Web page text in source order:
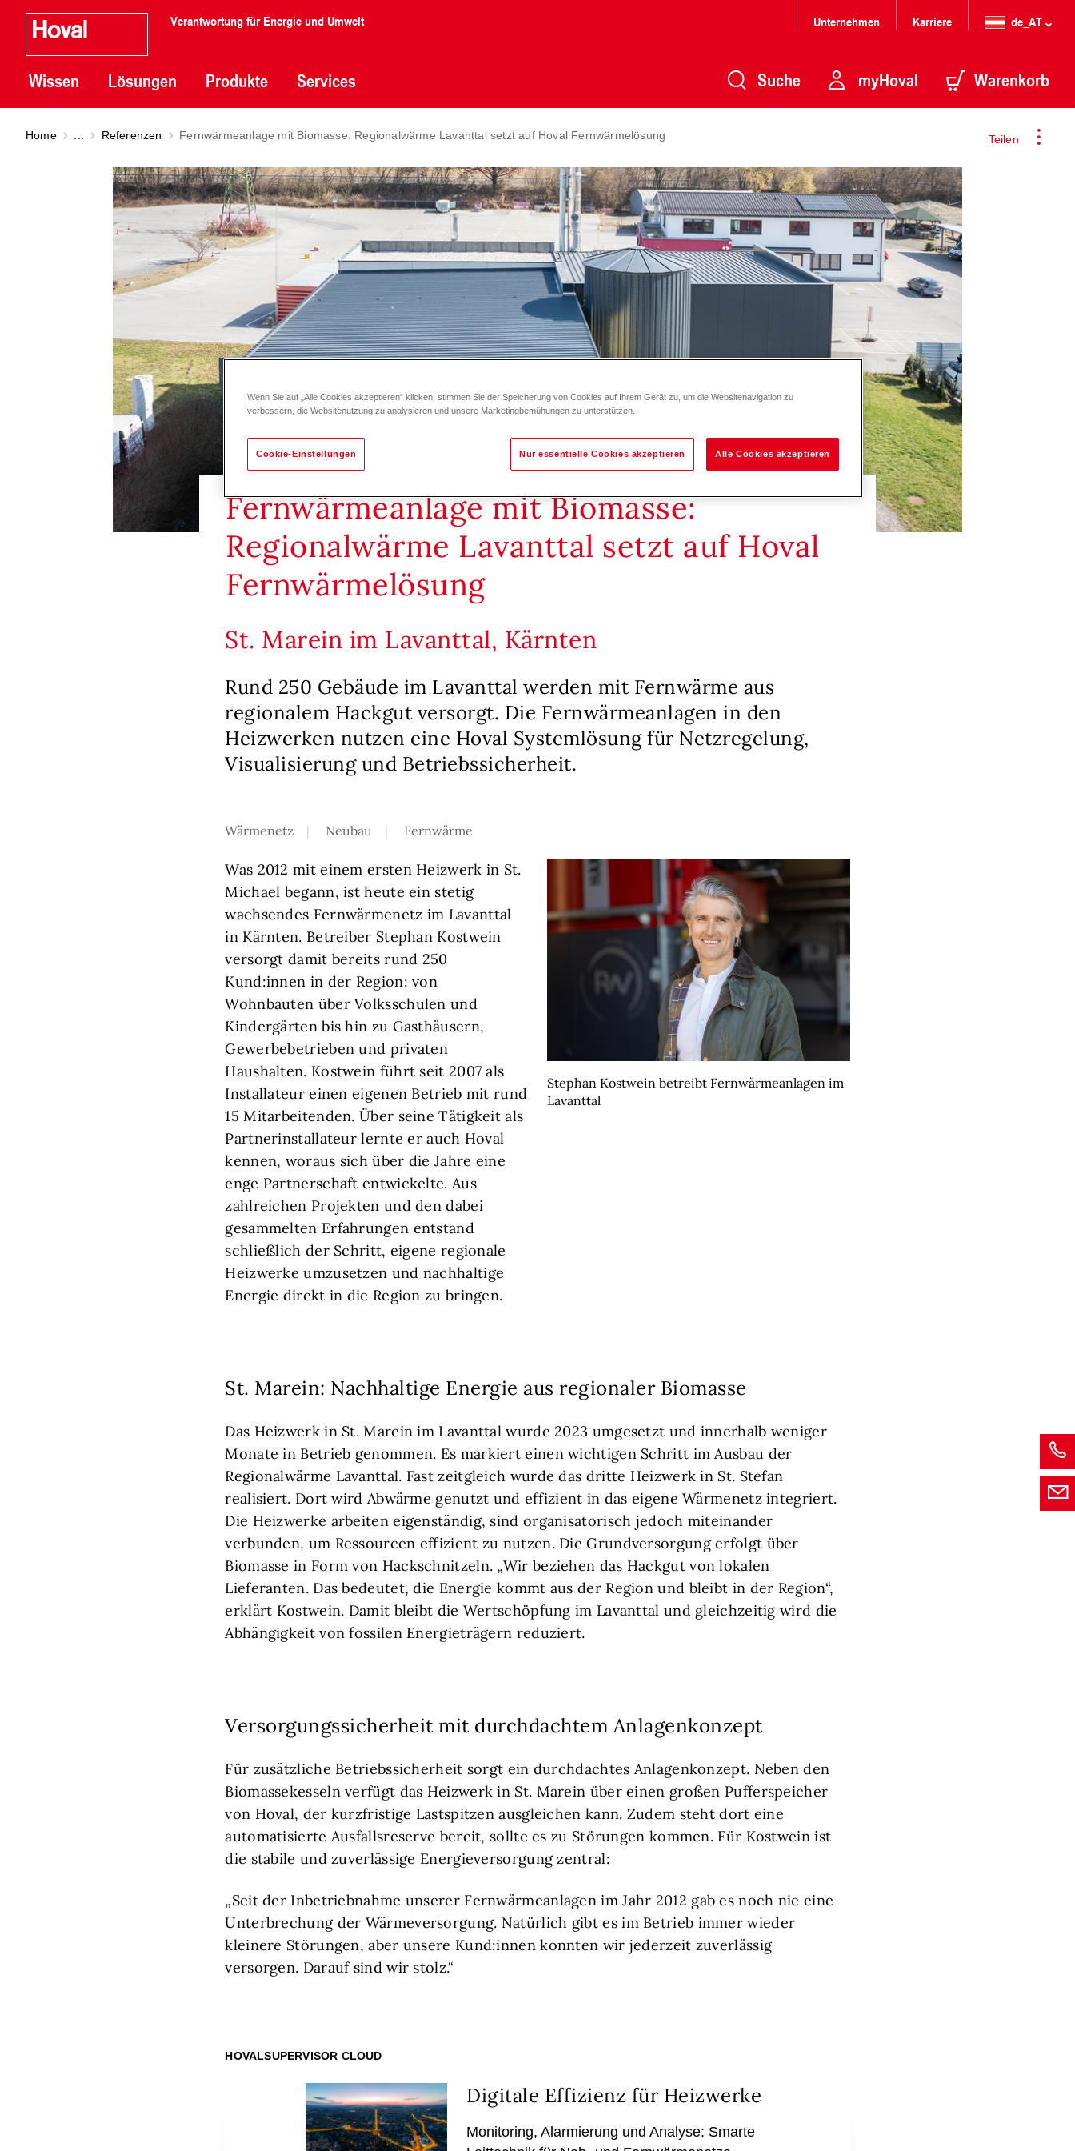
Verantwortung für Energie und Umwelt
Wissen Lösungen Produkte Services
Unternehmen Karriere de_AT
Suche myHoval Warenkorb
Teilen
Home Referenzen Fernwärmeanlage mit Biomasse: Regionalwärme Lavanttal setzt auf Hoval Fernwärmelösung
Fernwärmeanlage mit Biomasse:
Regionalwärme Lavanttal setzt auf Hoval
Fernwärmelösung
St. Marein im Lavanttal, Kärnten
Rund 250 Gebäude im Lavanttal werden mit Fernwärme aus
regionalem Hackgut versorgt. Die Fernwärmeanlagen in den
Heizwerken nutzen eine Hoval Systemlösung für Netzregelung,
Visualisierung und Betriebssicherheit.
Wärmenetz Neubau Fernwärme
Stephan Kostwein betreibt Fernwärmeanlagen im
Lavanttal
Was 2012 mit einem ersten Heizwerk in St.
Michael begann, ist heute ein stetig
wachsendes Fernwärmenetz im Lavanttal
in Kärnten. Betreiber Stephan Kostwein
versorgt damit bereits rund 250
Kund:innen in der Region: von
Wohnbauten über Volksschulen und
Kindergärten bis hin zu Gasthäusern,
Gewerbebetrieben und privaten
Haushalten. Kostwein führt seit 2007 als
Installateur einen eigenen Betrieb mit rund
15 Mitarbeitenden. Über seine Tätigkeit als
Partnerinstallateur lernte er auch Hoval
kennen, woraus sich über die Jahre eine
enge Partnerschaft entwickelte. Aus
zahlreichen Projekten und den dabei
gesammelten Erfahrungen entstand
schließlich der Schritt, eigene regionale
Heizwerke umzusetzen und nachhaltige
Energie direkt in die Region zu bringen.
St. Marein: Nachhaltige Energie aus regionaler Biomasse
Das Heizwerk in St. Marein im Lavanttal wurde 2023 umgesetzt und innerhalb weniger
Monate in Betrieb genommen. Es markiert einen wichtigen Schritt im Ausbau der
Regionalwärme Lavanttal. Fast zeitgleich wurde das dritte Heizwerk in St. Stefan
realisiert. Dort wird Abwärme genutzt und effizient in das eigene Wärmenetz integriert.
Die Heizwerke arbeiten eigenständig, sind organisatorisch jedoch miteinander
verbunden, um Ressourcen effizient zu nutzen. Die Grundversorgung erfolgt über
Biomasse in Form von Hackschnitzeln. „Wir beziehen das Hackgut von lokalen
Lieferanten. Das bedeutet, die Energie kommt aus der Region und bleibt in der Region“,
erklärt Kostwein. Damit bleibt die Wertschöpfung im Lavanttal und gleichzeitig wird die
Abhängigkeit von fossilen Energieträgern reduziert.
Versorgungssicherheit mit durchdachtem Anlagenkonzept
Für zusätzliche Betriebssicherheit sorgt ein durchdachtes Anlagenkonzept. Neben den
Biomassekesseln verfügt das Heizwerk in St. Marein über einen großen Pufferspeicher
von Hoval, der kurzfristige Lastspitzen ausgleichen kann. Zudem steht dort eine
automatisierte Ausfallsreserve bereit, sollte es zu Störungen kommen. Für Kostwein ist
die stabile und zuverlässige Energieversorgung zentral:
„Seit der Inbetriebnahme unserer Fernwärmeanlagen im Jahr 2012 gab es noch nie eine
Unterbrechung der Wärmeversorgung. Natürlich gibt es im Betrieb immer wieder
kleinere Störungen, aber unsere Kund:innen konnten wir jederzeit zuverlässig
versorgen. Darauf sind wir stolz.“
HOVALSUPERVISOR CLOUD
Digitale Effizienz für Heizwerke
Monitoring, Alarmierung und Analyse: Smarte
Wenn Sie auf „Alle Cookies akzeptieren“ klicken, stimmen Sie der Speicherung von Cookies auf Ihrem Gerät zu, um die Websitenavigation zu
verbessern, die Websitenutzung zu analysieren und unsere Marketingbemühungen zu unterstützen.
Cookie-Einstellungen Nur essentielle Cookies akzeptieren Alle Cookies akzeptieren